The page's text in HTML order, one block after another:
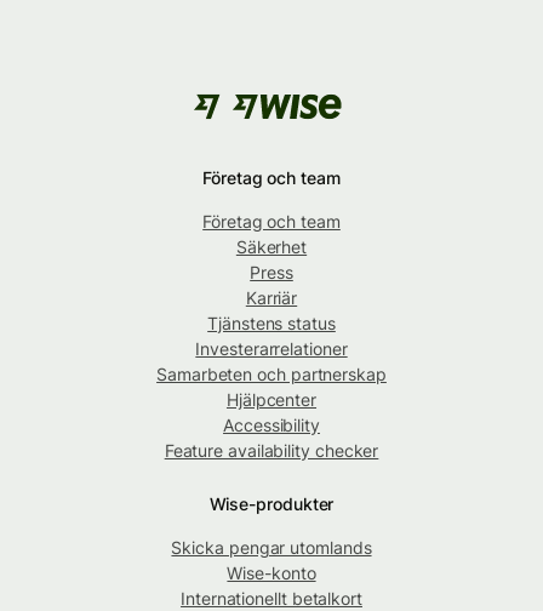
Företag och team
Företag och team
Säkerhet
Press
Karriär
Tjänstens status
Investerarrelationer
Samarbeten och partnerskap
Hjälpcenter
Accessibility
Feature availability checker
Wise-produkter
Skicka pengar utomlands
Wise-konto
Internationellt betalkort